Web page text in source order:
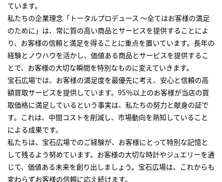
ています。
私たちの企業理念「トータルプロデュース ～全てはお客様の満足
のために」は、常に質の高い商品とサービスを提供することによ
り、お客様の信頼と満足を得ることに重点を置いています。長年の
経験とノウハウを活かし、価値ある商品とサービスを提供するこ
とで、お客様の大切な瞬間を特別なものに変えていきます。
宝石広場では、お客様の満足度を最優先に考え、安心と信頼の高
額買取サービスを提供しています。95％以上のお客様が当店の買
取価格に満足しているという事実は、私たちの努力と献身の証で
す。これは、中間コストを削減し、市場動向を熟知していること
による成果です。
私たちは、宝石広場でのご経験が、お客様にとって特別な記憶と
して残るよう努めています。お客様の大切な時計やジュエリーを通
じて、価値ある未来を創り出しましょう。宝石広場は、これからも
変わらずお客様の信頼に応え続けます。